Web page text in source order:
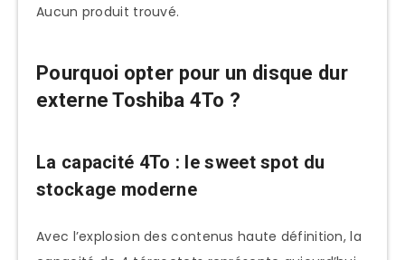
gamer moderne
fonctionnalités avancées
Notre sélection des 10 meilleurs disques
1. Toshiba Canvio Basics 4To
2. Toshiba Canvio Desktop 4To
(PlayStation Edition)
Aucun produit trouvé.
Pourquoi opter pour un disque dur
externe Toshiba 4To ?
La capacité 4To : le sweet spot du
stockage moderne
Avec l’explosion des contenus haute définition, la